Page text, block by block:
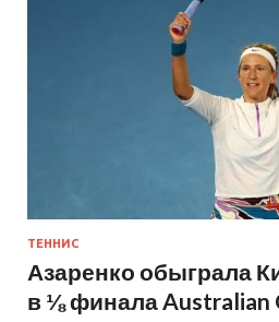
ТЕННИС
Азаренко обыграла
в ⅛ финала Australian